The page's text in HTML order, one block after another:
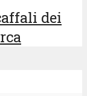
dei